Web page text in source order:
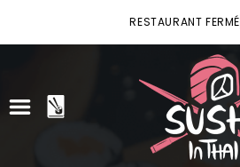
RESTAURANT FERMÉ